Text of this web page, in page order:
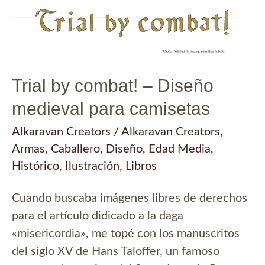
Trial by combat! – Diseño
medieval para camisetas
Alkaravan Creators / Alkaravan Creators,
Armas, Caballero, Diseño, Edad Media,
Histórico, Ilustración, Libros
Cuando buscaba imágenes libres de derechos
para el artículo didicado a la daga
«misericordia», me topé con los manuscritos
del siglo XV de Hans Taloffer, un famoso